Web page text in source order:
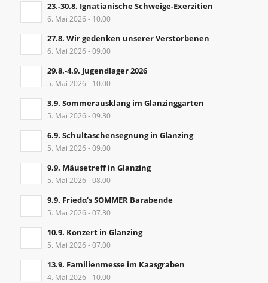
23.-30.8. Ignatianische Schweige-Exerzitien
6. Mai 2026 - 10.00
27.8. Wir gedenken unserer Verstorbenen
6. Mai 2026 - 09.00
29.8.-4.9. Jugendlager 2026
5. Mai 2026 - 10.00
3.9. Sommerausklang im Glanzinggarten
5. Mai 2026 - 09.30
6.9. Schultaschensegnung in Glanzing
5. Mai 2026 - 09.00
9.9. Mäusetreff in Glanzing
5. Mai 2026 - 08.00
9.9. Friedα‘s SOMMER Barabende
5. Mai 2026 - 07.30
10.9. Konzert in Glanzing
5. Mai 2026 - 07.00
13.9. Familienmesse im Kaasgraben
4. Mai 2026 - 10.00